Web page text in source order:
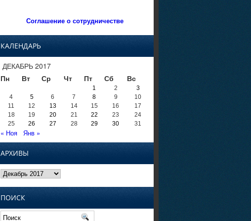
Соглашение о сотрудничестве
КАЛЕНДАРЬ
ДЕКАБРЬ 2017
Пн
Вт Ср Чт Пт Сб Вс
1 2
3
4
5 6 7 8 9
10
11
12 13 14 15 16
17
18
19 20 21 22 23
24
25
26 27 28 29 30 31
« Ноя Янв »
АРХИВЫ
Архивы
ПОИСК